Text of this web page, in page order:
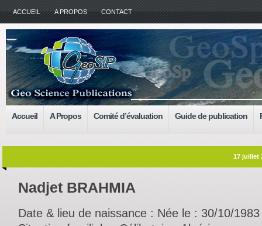
ACCUEIL A PROPOS CONTACT
Accueil A Propos Comité d’évaluation Guide de publication
17 juillet
Nadjet BRAHMIA
Date & lieu de naissance : Née le : 30/10/